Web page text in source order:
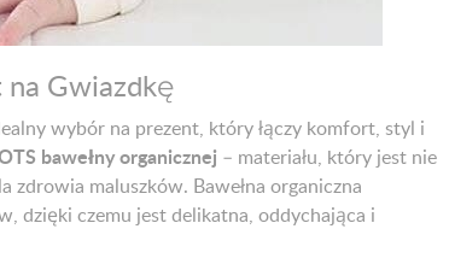
Gwiazdkę
wybór na prezent, który łączy komfort, styl i
bawełny organicznej – materiału, który jest nie
zdrowia maluszków. Bawełna organiczna
dzięki czemu jest delikatna, oddychająca i